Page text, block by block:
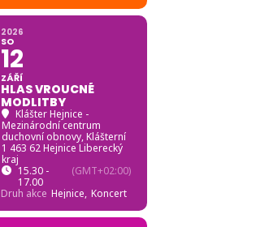
2026
SO
12
ZÁŘÍ
HLAS VROUCNÉ
MODLITBY
Klášter Hejnice -
Mezinárodní centrum
duchovní obnovy, Klášterní
1 463 62 Hejnice Liberecký
kraj
15.30 -
17.00
(GMT+02:00)
Druh akce Hejnice, Koncert